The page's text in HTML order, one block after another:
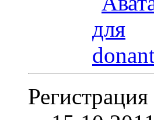
Регистрация